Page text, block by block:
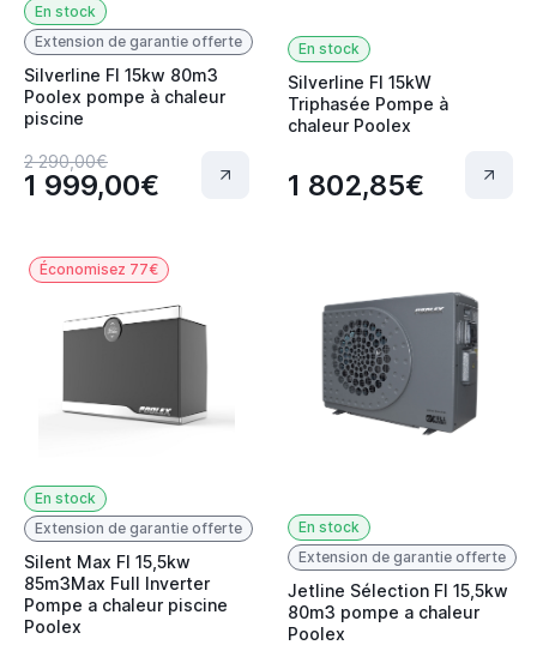
En stock
Extension de garantie offerte
Silverline FI 15kw 80m3
Poolex pompe à chaleur
piscine
2 290,00€
1 999,00€
En stock
Silverline FI 15kW
Triphasée Pompe à
chaleur Poolex
1 802,85€
Économisez 77€
En stock
Extension de garantie offerte
Silent Max FI 15,5kw
85m3Max Full Inverter
Pompe a chaleur piscine
Poolex
En stock
Extension de garantie offerte
Jetline Sélection FI 15,5kw
80m3 pompe a chaleur
Poolex